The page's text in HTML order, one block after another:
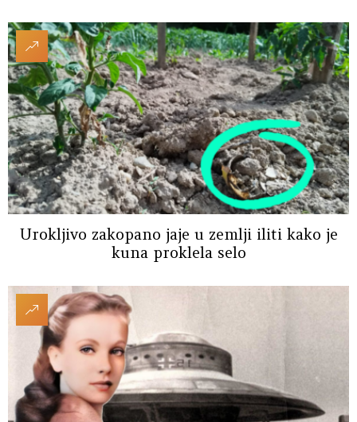
Urokljivo zakopano jaje u zemlji iliti kako je
kuna proklela selo